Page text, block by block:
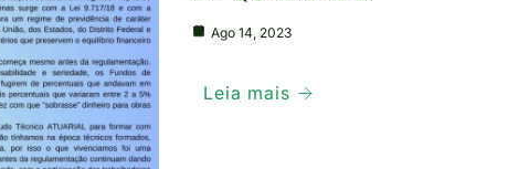
Ago 14, 2023
Leia mais